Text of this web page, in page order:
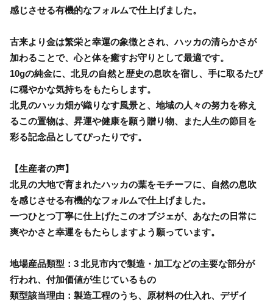
感じさせる有機的なフォルムで仕上げました。
古来より金は繁栄と幸運の象徴とされ、ハッカの清らかさが
加わることで、心と体を癒すお守りとして最適です。
10gの純金に、北見の自然と歴史の息吹を宿し、手に取るたび
に穏やかな気持ちをもたらします。
北見のハッカ畑が織りなす風景と、地域の人々の努力を称え
るこの置物は、昇運や健康を願う贈り物、また人生の節目を
彩る記念品としてぴったりです。
【生産者の声】
北見の大地で育まれたハッカの葉をモチーフに、自然の息吹
を感じさせる有機的なフォルムで仕上げました。
一つひとつ丁寧に仕上げたこのオブジェが、あなたの日常に
爽やかさと幸運をもたらしますよう願っています。
地場産品類型：3 北見市内で製造・加工などの主要な部分が
行われ、付加価値が生じているもの
類型該当理由：製造工程のうち、原材料の仕入れ、デザイ